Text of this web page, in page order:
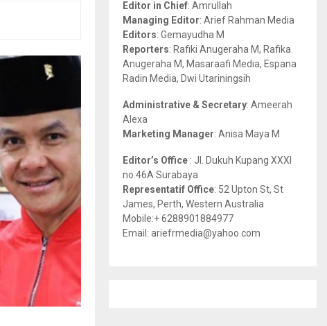
r
:
R
H
Editor in Chief: Amrullah
Managing Editor: Arief Rahman Media
Editors: Gemayudha M
Reporters: Rafiki Anugeraha M, Rafika
Anugeraha M, Masaraafi Media, Espana
Radin Media, Dwi Utariningsih
Administrative & Secretary: Ameerah
Alexa
Marketing Manager: Anisa Maya M
Editor’s Office : Jl. Dukuh Kupang XXXI
no.46A Surabaya
Representatif Office: 52 Upton St, St
James, Perth, Western Australia
Mobile:+ 6288901884977
Email: ariefrmedia@yahoo.com